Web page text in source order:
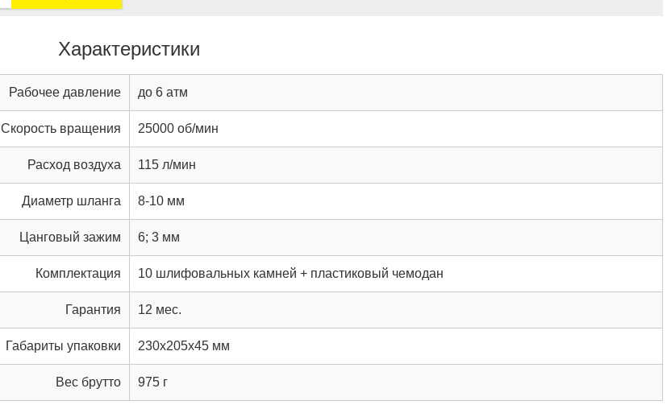
Характеристики
Рабочее давление до 6 атм
Скорость вращения 25000 об/мин
Расход воздуха 115 л/мин
Диаметр шланга 8-10 мм
Цанговый зажим 6; 3 мм
Комплектация 10 шлифовальных камней + пластиковый чемодан
Гарантия 12 мес.
Габариты упаковки 230x205x45 мм
Вес брутто 975 г